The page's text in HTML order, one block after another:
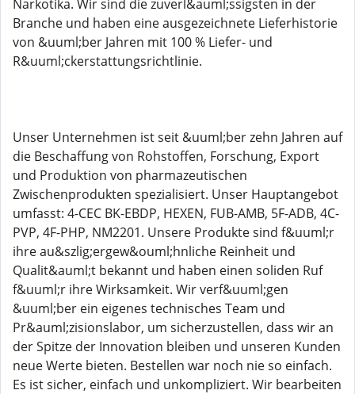
Narkotika. Wir sind die zuverl&auml;ssigsten in der
Branche und haben eine ausgezeichnete Lieferhistorie
von &uuml;ber Jahren mit 100 % Liefer- und
R&uuml;ckerstattungsrichtlinie.
Unser Unternehmen ist seit &uuml;ber zehn Jahren auf
die Beschaffung von Rohstoffen, Forschung, Export
und Produktion von pharmazeutischen
Zwischenprodukten spezialisiert. Unser Hauptangebot
umfasst: 4-CEC BK-EBDP, HEXEN, FUB-AMB, 5F-ADB, 4C-
PVP, 4F-PHP, NM2201. Unsere Produkte sind f&uuml;r
ihre au&szlig;ergew&ouml;hnliche Reinheit und
Qualit&auml;t bekannt und haben einen soliden Ruf
f&uuml;r ihre Wirksamkeit. Wir verf&uuml;gen
&uuml;ber ein eigenes technisches Team und
Pr&auml;zisionslabor, um sicherzustellen, dass wir an
der Spitze der Innovation bleiben und unseren Kunden
neue Werte bieten. Bestellen war noch nie so einfach.
Es ist sicher, einfach und unkompliziert. Wir bearbeiten